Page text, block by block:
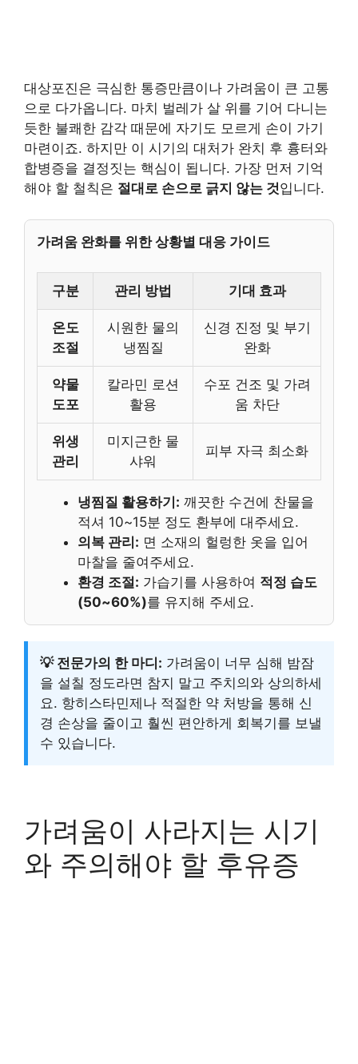
대상포진은 극심한 통증만큼이나 가려움이 큰 고통
으로 다가옵니다. 마치 벌레가 살 위를 기어 다니는
듯한 불쾌한 감각 때문에 자기도 모르게 손이 가기
마련이죠. 하지만 이 시기의 대처가 완치 후 흉터와
합병증을 결정짓는 핵심이 됩니다. 가장 먼저 기억
해야 할 철칙은 절대로 손으로 긁지 않는 것입니다.
가려움 완화를 위한 상황별 대응 가이드
구분 관리 방법 기대 효과
온도
조절
시원한 물의
냉찜질
신경 진정 및 부기
완화
약물
도포
칼라민 로션
활용
수포 건조 및 가려
움 차단
위생
관리
미지근한 물
샤워
피부 자극 최소화
냉찜질 활용하기: 깨끗한 수건에 찬물을
적셔 10~15분 정도 환부에 대주세요.
의복 관리: 면 소재의 헐렁한 옷을 입어
마찰을 줄여주세요.
환경 조절: 가습기를 사용하여 적정 습도
(50~60%)를 유지해 주세요.
💡 전문가의 한 마디: 가려움이 너무 심해 밤잠
을 설칠 정도라면 참지 말고 주치의와 상의하세
요. 항히스타민제나 적절한 약 처방을 통해 신
경 손상을 줄이고 훨씬 편안하게 회복기를 보낼
수 있습니다.
가려움이 사라지는 시기
와 주의해야 할 후유증